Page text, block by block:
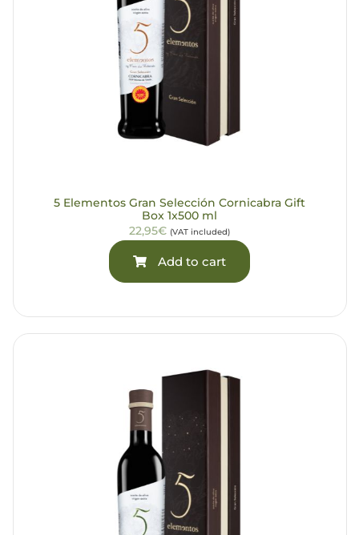
5 Elementos Gran Selección Cornicabra Gift
Box 1x500 ml
22,95€ (VAT included)
Add to cart